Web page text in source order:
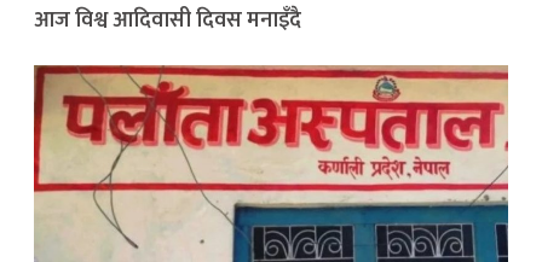
आज विश्व आदिवासी दिवस मनाइँदै